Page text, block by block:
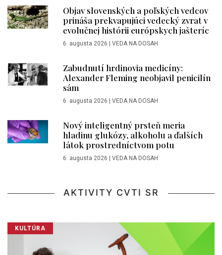
Objav slovenských a poľských vedcov
prináša prekvapujúci vedecký zvrat v
evolučnej histórii európskych jašteríc
6. augusta 2026 VEDA NA DOSAH
Zabudnutí hrdinovia medicíny:
Alexander Fleming neobjavil penicilín
sám
6. augusta 2026 VEDA NA DOSAH
Nový inteligentný prsteň meria
hladinu glukózy, alkoholu a ďalších
látok prostredníctvom potu
6. augusta 2026 VEDA NA DOSAH
AKTIVITY CVTI SR
KULTÚRA